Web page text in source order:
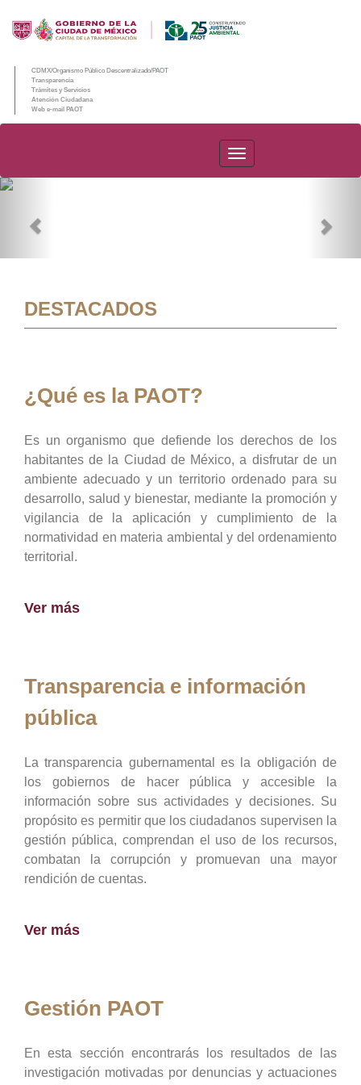
CDMX/Organismo Público Descentralizado/PAOT
Transparencia
Trámites y Servicios
Atención Ciudadana
Web e-mail PAOT
PAOT
DESTACADOS
¿Qué es la PAOT?
Es un organismo que defiende los derechos de los
habitantes de la Ciudad de México, a disfrutar de un
ambiente adecuado y un territorio ordenado para su
desarrollo, salud y bienestar, mediante la promoción y
vigilancia de la aplicación y cumplimiento de la
normatividad en materia ambiental y del ordenamiento
territorial.
Ver más
Transparencia e información
pública
La transparencia gubernamental es la obligación de
los gobiernos de hacer pública y accesible la
información sobre sus actividades y decisiones. Su
propósito es permitir que los ciudadanos supervisen la
gestión pública, comprendan el uso de los recursos,
combatan la corrupción y promuevan una mayor
rendición de cuentas.
Ver más
Gestión PAOT
En esta sección encontrarás los resultados de las
investigación motivadas por denuncias y actuaciones